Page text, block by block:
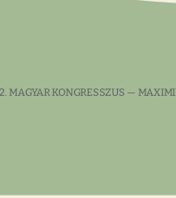
MAGYAR KONGRESSZUS —